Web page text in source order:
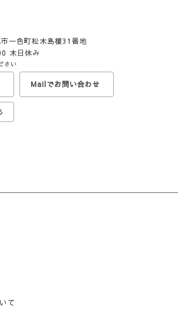
一色町松木島榎31番地
木日休み
さい
Mailでお問い合わせ
て